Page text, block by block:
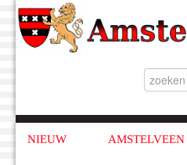
NIEUW AMSTELVEEN